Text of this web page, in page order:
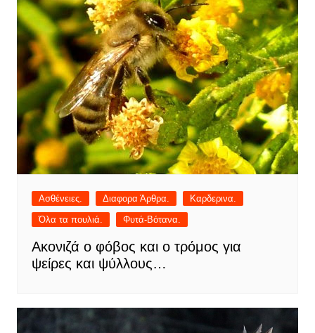
Ασθένειες. Διαφορα Άρθρα.
Καρδερινα.
Όλα τα πουλιά.
Φυτά-Βότανα.
Ακονιζά ο φόβος και ο τρόμος για
ψείρες και ψύλλους…